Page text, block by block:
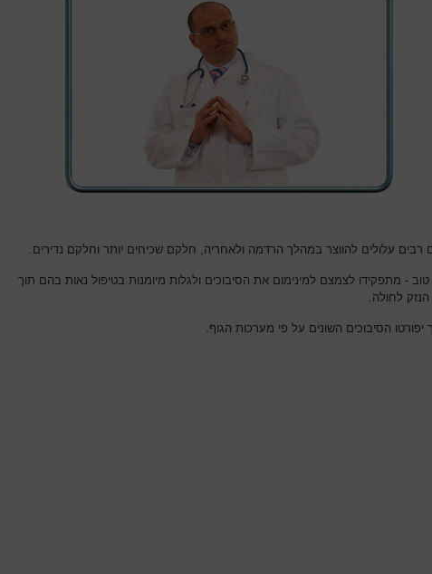
רבים עלולים להווצר במהלך הרדמה ולאחריה, חלקם שכיחים יותר וחלקם נדירים.
- מתפקידו לצמצם למינימום את הסיבוכים ולגלות מיומנות בטיפול נאות בהם תוך
לחולה.
הסיבוכים השונים על פי מערכות הגוף.